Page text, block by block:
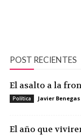
POST RECIENTES
El asalto a la
Política Javier Benegas
El año que